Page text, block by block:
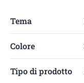
Tema
Colore
Tipo di prodotto